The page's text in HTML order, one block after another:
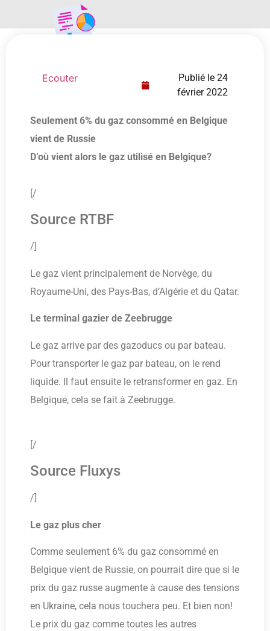
Ecouter Publié le 24
février 2022
Seulement 6% du gaz consommé en Belgique
vient de Russie
D’où vient alors le gaz utilisé en Belgique?
[/
Source RTBF
/]
Le gaz vient principalement de Norvège, du
Royaume-Uni, des Pays-Bas, d’Algérie et du Qatar.
Le terminal gazier de Zeebrugge
Le gaz arrive par des gazoducs ou par bateau.
Pour transporter le gaz par bateau, on le rend
liquide. Il faut ensuite le retransformer en gaz. En
Belgique, cela se fait à Zeebrugge.
[/
Source Fluxys
/]
Le gaz plus cher
Comme seulement 6% du gaz consommé en
Belgique vient de Russie, on pourrait dire que si le
prix du gaz russe augmente à cause des tensions
en Ukraine, cela nous touchera peu. Et bien non!
Le prix du gaz comme toutes les autres